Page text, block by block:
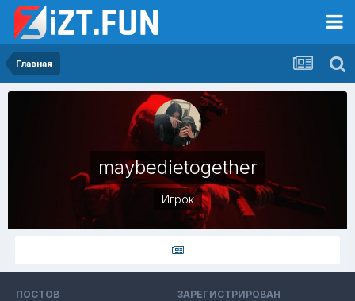
Главная
maybedietogether
Игрок
ПОСТОВ ЗАРЕГИСТРИРОВАН